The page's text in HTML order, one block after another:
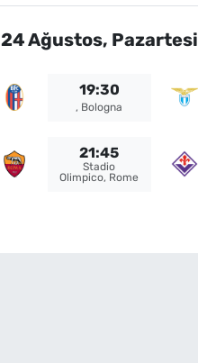
24 Ağustos, Pazartesi
19:30
, Bologna
21:45
Stadio
Olimpico, Rome